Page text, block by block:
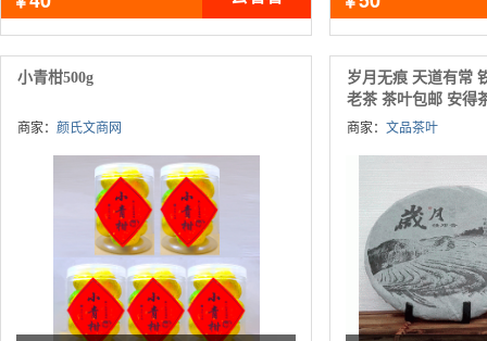
小青柑500g
商家： 颜氏文商网
岁月无痕 天道有常
老茶 茶叶包邮 安得
商家： 文品茶叶